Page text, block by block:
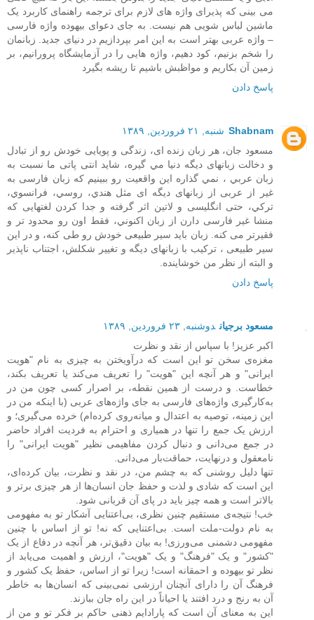
می بینی که پذیرای واژه های لازم برای ترجمه راهنمای کاربرد یک
ماشین لباس شویی هم نیست. به جای دعوای بیهوده واژه فارسی
– واژه عربی بهتر است به این امر بپردازیم در دنیای جدید. زبانمان
را شخم بزنیم، کود دهیم، واژه ‌هایی را در آزمایشگاه پرورانیم، بر
زمین آن بکاریم و مواظبش باشیم تا ریشه بگیرد
پاسخ دادن
Shabnam شنبه, ۲۱ فروردین, ۱۳۸۹
مسعود جان، هر زبان زنده ای، زندگی و پويايی خودش رو از تبادل
و دخالت زبانهای ديگه دنيا مي گيره، شايد انتی پاتی ما نسبت به
زبان عربي ، نمي گذاره اين واقعيت رو ببينيم که زبان فارسی به
غير از عربی از زبانهای ديگه ای مثل هندي، روسي، فرانسوي،
ترکي، حتی انگليسی و لاتين اثر گرفته و جدا کردن لغتهايی که
منشا غير فارسی دارن از زبان اکنوني، فقط اون رو محدود تر و
فقيرتر می کنه. زبان بايد سير طبيعی خودش رو طی کنه، و در اين
سير طبيعی ، ترکيب با زبانهای ديگه و تغيير شکلش، اجتناب ناپذير
و البته از نظر من خوشاينده.
پاسخ دادن
مسعود برجیان دوشنبه, ۲۳ فروردین, ۱۳۸۹
اکبر عزیز! با سپاس از نقد و نظرت
مغزه‌ی سخن تو این است که درآویختن به چیزی به نام "هویت
ایرانی" و هر آنچه این "هویت" را تعریف می‌کند یا تعریف بکند،
خطاست. و درست از همین نقطه، بر اصرار کسی چون من در
به‌کارگیری واژه‌های فارسی به جای واژه‌های عربی (با اینکه من در
این زمینه، توصیه به اعتدال و میانه‌روی کرده‌ام) خرده می‌گیری؛ و
ارزش یک جمع را تنها در همیاری و احترام به فردیت افراد حاضر
در جمع می‌دانی و دنبال کردن مفاهیمی نظیر "هویت ایرانی" را
نامعقول و درنهایت، حماقت‌بار می‌دانی.
تنها دلیل روشنی که به چشم من، در نقد و نظرت، بیان کرده‌ای،
این است که شادی و لذت و حفظ جان انسان‌ها از هر چیزی برتر و
بالاتر است و همه چیز باید در پای آن قربانی شود.
خب! نتیجه‌ی مستقیم چنین نظری، بی‌اعتنایی آشکار تو به مفهومی
به نام دولت-ملت است. بی‌اعتنایی که نه! تو از اساس با چنین
مفهومی دشمنی می‌ورزی! به بیان دقیق‌تر، هر آنچه در دفاع از یک
"کشور" و یک "فرهنگ" و یک "هویت"، ارزش و اهمیت می‌یابد از
نظر تو بیهوده و احمقانه است! زیرا تو از اساس، حفظ یک کشور و
فرهنگ آن را دارای آنچنان ارزشی نمی‌بینی که انسان‌ها به خاطر
آن به رنج و درد افتند یا احیاناً در این راه جان ببازند.
این به معنای آن است که پارادایم ذهنی حاکم بر فکر تو و من از